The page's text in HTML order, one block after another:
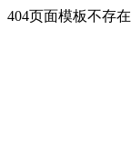
404页面模板不存在